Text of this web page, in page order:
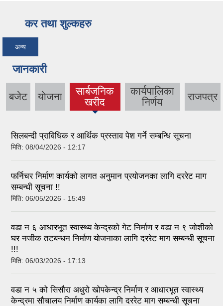
कर तथा शुल्कहरु
अन्य
जानकारी
बजेट याेजना
सार्बजनिक
खरीद
(active
tab)
कार्यपालिका
निर्णय
राजपत्र
सिलबन्दी प्राविधिक र आर्थिक प्रस्ताव पेश गर्ने सम्बन्धि सूचना
मिति: 08/04/2026 - 12:17
फर्निचर निर्माण कार्यको लागत अनुमान प्रयोजनका लागि दररेट माग
सम्बन्धी सूचना !!
मिति: 06/05/2026 - 15:49
वडा न ६ आधारभूत स्वास्थ्य केन्द्रको गेट निर्माण र वडा न ९ जोशीको
घर नजीक तटबन्धन निर्माण योजनाका लागि दररेट माग सम्बन्धी सूचना
!!!
मिति: 06/03/2026 - 17:13
वडा न ५ को सिसौरा अधुरो खोपकेन्द्र निर्माण र आधारभूत स्वास्थ्य
केन्द्रमा सौचालय निर्माण कार्यका लागि दररेट माग सम्बन्धी सूचना